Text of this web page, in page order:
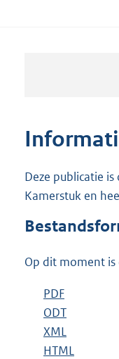
Deze publicatie
Kamerstuk en
Op dit moment
D
o
w
n
PDF
e
s
t
D
o
w
ODT
s
D
o
XML
e
D
HTML